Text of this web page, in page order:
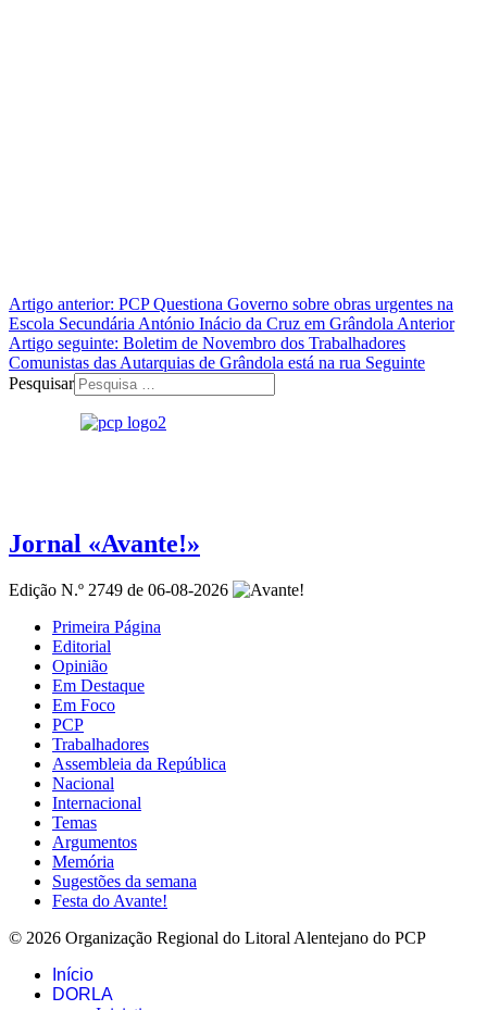
Artigo anterior: PCP Questiona Governo sobre obras urgentes na
Escola Secundária António Inácio da Cruz em Grândola Anterior
Artigo seguinte: Boletim de Novembro dos Trabalhadores
Comunistas das Autarquias de Grândola está na rua Seguinte
Pesquisar
Jornal «Avante!»
Edição N.º 2749 de 06-08-2026
Primeira Página
Editorial
Opinião
Em Destaque
Em Foco
PCP
Trabalhadores
Assembleia da República
Nacional
Internacional
Temas
Argumentos
Memória
Sugestões da semana
Festa do Avante!
© 2026 Organização Regional do Litoral Alentejano do PCP
Início
DORLA